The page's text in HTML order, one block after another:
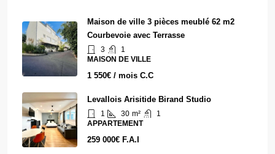
Maison de ville 3 pièces meublé 62 m2
Courbevoie avec Terrasse
3
1
MAISON DE VILLE
1 550€ / mois C.C
Levallois Arisitide Birand Studio
1 30 m²
1
APPARTEMENT
259 000€ F.A.I